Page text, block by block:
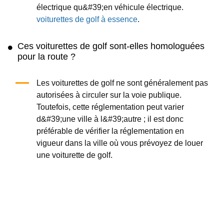
électrique qu&#39;en véhicule électrique.
voiturettes de golf à essence.
Ces voiturettes de golf sont-elles homologuées
pour la route ?
Les voiturettes de golf ne sont généralement pas
autorisées à circuler sur la voie publique.
Toutefois, cette réglementation peut varier
d&#39;une ville à l&#39;autre ; il est donc
préférable de vérifier la réglementation en
vigueur dans la ville où vous prévoyez de louer
une voiturette de golf.